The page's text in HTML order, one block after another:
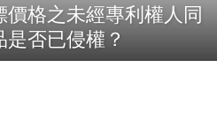
格之未經專利權人同
否已侵權？